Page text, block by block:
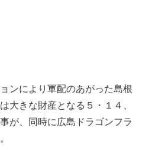
ンにより軍配のあがった島根
大きな財産となる５・１４、
が、同時に広島ドラゴンフラ